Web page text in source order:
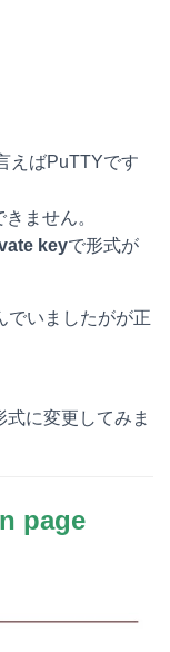
えばPuTTYです
ません。
keyで形式が
でいましたがが正
に変更してみま
page